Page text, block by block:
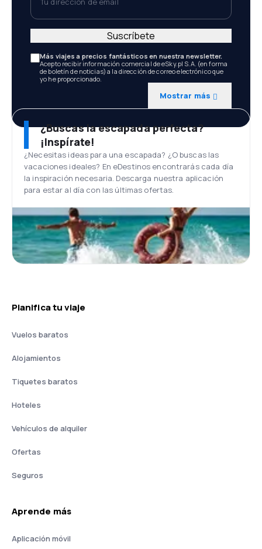
Más viajes a precios fantásticos en nuestra newsletter.
Acepto recibir información comercial de eSky.pl S.A. (en forma
de boletín de noticias) a la dirección de correo electrónico que
yo he proporcionado.
Mostrar más
Suscríbete
¿Buscas la escapada perfecta?
¡Inspírate!
¿Necesitas ideas para una escapada? ¿O buscas las
vacaciones ideales? En eDestinos encontrarás cada día
la inspiración necesaria. Descarga nuestra aplicación
para estar al día con las últimas ofertas.
Planifica tu viaje
Vuelos baratos
Alojamientos
Tiquetes baratos
Hoteles
Vehículos de alquiler
Ofertas
Seguros
Aprende más
Aplicación móvil